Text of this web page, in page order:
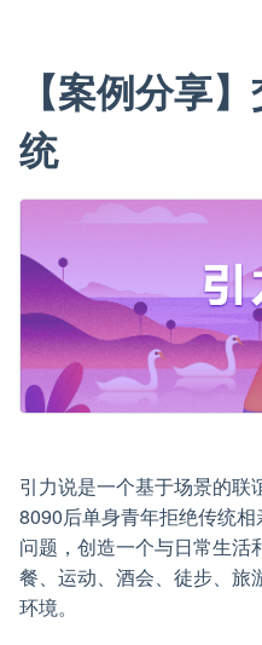
【案例分享
统
引力说是一个基于场景的联
8090后单身青年拒绝传统
问题，创造一个与日常生活
餐、运动、酒会、徒步、旅
环境。